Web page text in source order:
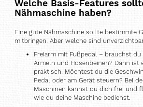
Welche Basis-Features
Nähmaschine haben?
Eine gute Nähmaschine sollte bestimmte
mitbringen. Aber welche sind
Freiarm mit Fußpedal – brauchst
Ärmeln und Hosenbeinen? Dann ist
praktisch. Möchtest du die
Pedal oder am Gerät steuern? Bei
Maschinen kannst du dich frei und
wie du deine Maschine bedienst.